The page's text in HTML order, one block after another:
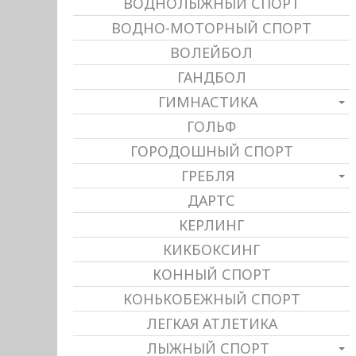
ВОДНО-МОТОРНЫЙ СПОРТ
ВОЛЕЙБОЛ
ГАНДБОЛ
ГИМНАСТИКА
ГОЛЬФ
ГОРОДОШНЫЙ СПОРТ
ГРЕБЛЯ
ДАРТС
КЕРЛИНГ
КИКБОКСИНГ
КОННЫЙ СПОРТ
КОНЬКОБЕЖНЫЙ СПОРТ
ЛЕГКАЯ АТЛЕТИКА
ЛЫЖНЫЙ СПОРТ